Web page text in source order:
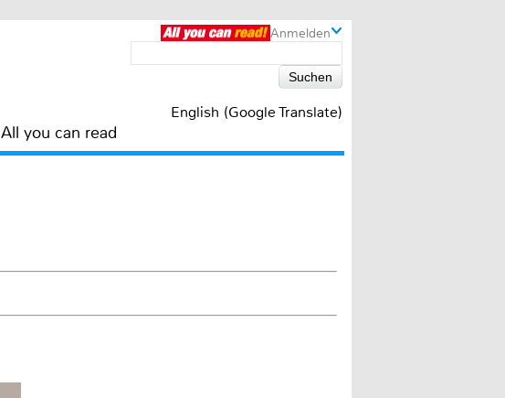
Anmelden
English (Google Translate)
All you can read